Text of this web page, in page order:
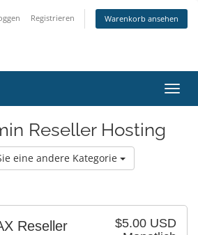
Registrieren Warenkorb ansehen
ein-/
Reseller Hosting
eine andere Kategorie
$5.00 USD
Reseller